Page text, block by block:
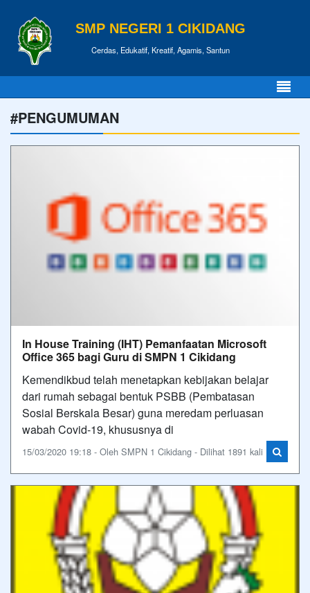
SMP NEGERI 1 CIKIDANG
Cerdas, Edukatif, Kreatif, Agamis, Santun
#PENGUMUMAN
In House Training (IHT) Pemanfaatan Microsoft
Office 365 bagi Guru di SMPN 1 Cikidang
Kemendikbud telah menetapkan kebijakan belajar
dari rumah sebagai bentuk PSBB (Pembatasan
Sosial Berskala Besar) guna meredam perluasan
wabah Covid-19, khususnya di
15/03/2020 19:18 - Oleh SMPN 1 Cikidang - Dilihat 1891 kali